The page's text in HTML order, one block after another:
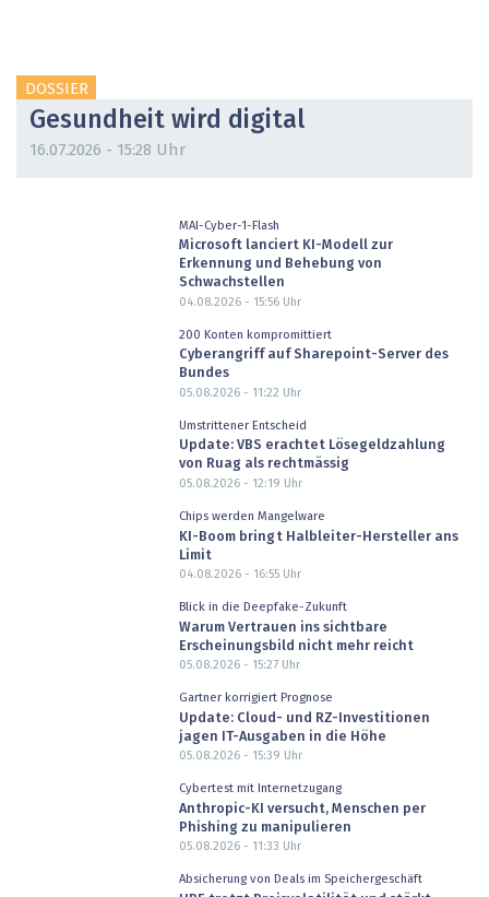
DOSSIER
Gesundheit wird digital
16.07.2026 - 15:28 Uhr
MAI-Cyber-1-Flash
Microsoft lanciert KI-Modell zur
Erkennung und Behebung von
Schwachstellen
04.08.2026 - 15:56Uhr
200 Konten kompromittiert
Cyberangriff auf Sharepoint-Server des
Bundes
05.08.2026 - 11:22 Uhr
Umstrittener Entscheid
Update: VBS erachtet Lösegeldzahlung
von Ruag als rechtmässig
05.08.2026 - 12:19 Uhr
Chips werden Mangelware
KI-Boom bringt Halbleiter-Hersteller ans
Limit
04.08.2026 - 16:55Uhr
Blick in die Deepfake-Zukunft
Warum Vertrauen ins sichtbare
Erscheinungsbild nicht mehr reicht
05.08.2026 - 15:27Uhr
Gartner korrigiert Prognose
Update: Cloud- und RZ-Investitionen
jagen IT-Ausgaben in die Höhe
05.08.2026 - 15:39 Uhr
Cybertest mit Internetzugang
Anthropic-KI versucht, Menschen per
Phishing zu manipulieren
05.08.2026 - 11:33 Uhr
Absicherung von Deals im Speichergeschäft